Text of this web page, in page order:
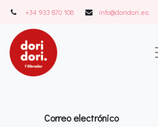
+34 933 870 108 info@doridori..es
Correo electrónico